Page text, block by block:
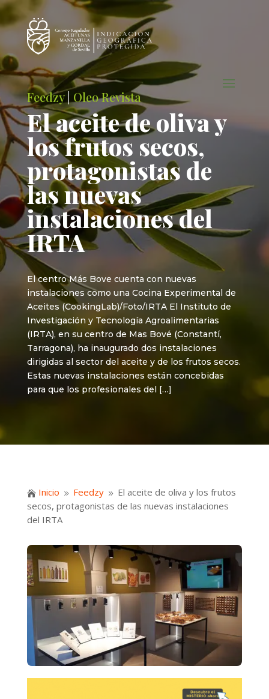
Feedzy| Oleo Revista
El aceite de oliva y
los frutos secos,
protagonistas de
las nuevas
instalaciones del
IRTA
El centro Más Bove cuenta con nuevas
instalaciones como una Cocina Experimental de
Aceites (CookingLab)/Foto/IRTA El Instituto de
Investigación y Tecnología Agroalimentarias
(IRTA), en su centro de Mas Bové (Constantí,
Tarragona), ha inaugurado dos instalaciones
dirigidas al sector del aceite y de los frutos secos.
Estas nuevas instalaciones están concebidas
para que los profesionales del […]
 Inicio 9 Feedzy 9 El aceite de oliva y los frutos
secos, protagonistas de las nuevas instalaciones
del IRTA